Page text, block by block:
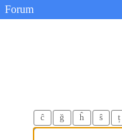
Forum
ĉ ğ ĥ ŝ ț